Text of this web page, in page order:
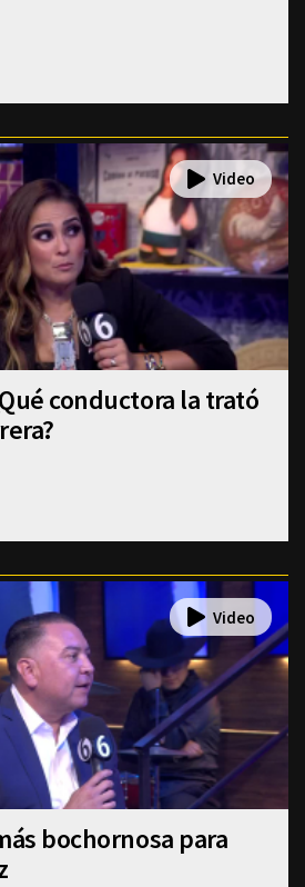
conductora la trató
bochornosa para